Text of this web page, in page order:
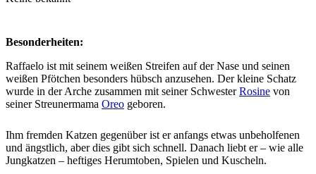
Besonderheiten:
Raffaelo ist mit seinem weißen Streifen auf der Nase und seinen
weißen Pfötchen besonders hübsch anzusehen. Der kleine Schatz
wurde in der Arche zusammen mit seiner SchwesterRosine von
seiner Streunermama Oreo geboren.
Ihm fremden Katzen gegenüber ist er anfangs etwas unbeholfenen
und ängstlich, aber dies gibt sich schnell. Danach liebt er – wie alle
Jungkatzen – heftiges Herumtoben, Spielen und Kuscheln.